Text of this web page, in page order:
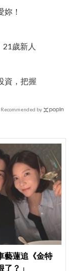
！
歲新人
資，把握
Recommended by
藝蓮追《金特
？」